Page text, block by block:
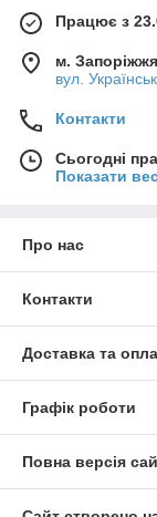
Працює з
м. Запоріжжя
вул.
Контакти
Сьогодні
Показати
Про нас
Контакти
Доставка та
Графік роботи
Повна версія